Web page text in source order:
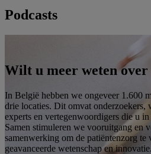
Podcasts
Wilt u meer weten over
In België hebben we ongeveer 1.600
drie locaties. Dit omvat onderzoekers,
experts en vertegenwoordigers die u
Samen stimuleren we vooruitgang en
samenwerking om de patiëntenzorg te
geavanceerde wetenschap en innovatie.